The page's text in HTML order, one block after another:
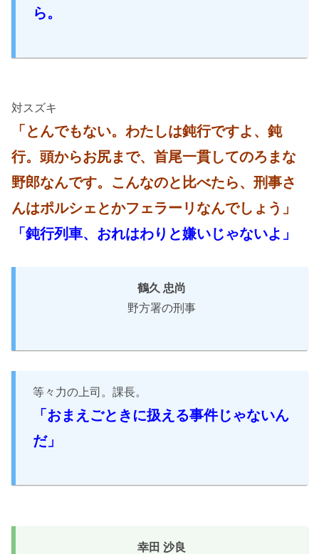
ら。
対スズキ
「とんでもない。わたしは鈍行ですよ、鈍
行。頭からお尻まで、首尾一貫してのろまな
野郎なんです。こんなのと比べたら、刑事さ
んはポルシェとかフェラーリなんでしょう」
「鈍行列車、おれはわりと嫌いじゃないよ」
鶴久 忠尚
野方署の刑事
等々力の上司。課長。
「おまえごときに扱える事件じゃないん
だ」
幸田 沙良